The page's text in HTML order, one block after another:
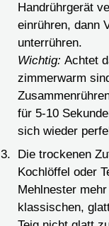
Handrührgerät
einrühren, dann
unterrühren.
Wichtig: Achtet
zimmerwarm
für 5-10
sich wieder
Die trockenen
Kochlöffel oder
Mehlnester
klassischen,